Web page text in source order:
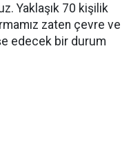
Yaklaşık 70 kişilik
zaten çevre ve
edecek bir durum